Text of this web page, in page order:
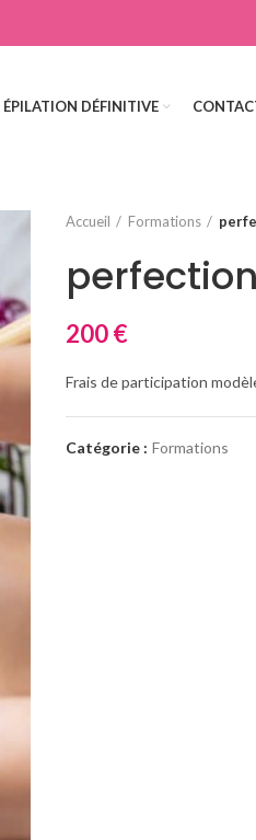
ÉPILATION DÉFINITIVE
Accueil Formations
200€
Frais de participation
Catégorie : Formations